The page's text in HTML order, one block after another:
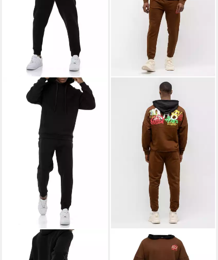
REDBRIDGE
Jogginganzug
Sweat Suit Set Hoodie Hose
TOM BARRON
Trainingsanzug Tom Barron